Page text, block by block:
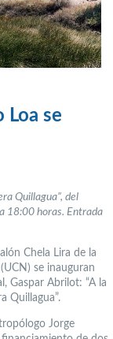
Loa se
Quillagua”, del
18:00 horas. Entrada
Chela Lira de la
se inauguran
Gaspar Abrilot: “A la
Quillagua”.
Jorge